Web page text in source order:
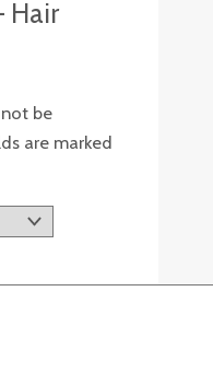
Hair
be
are marked